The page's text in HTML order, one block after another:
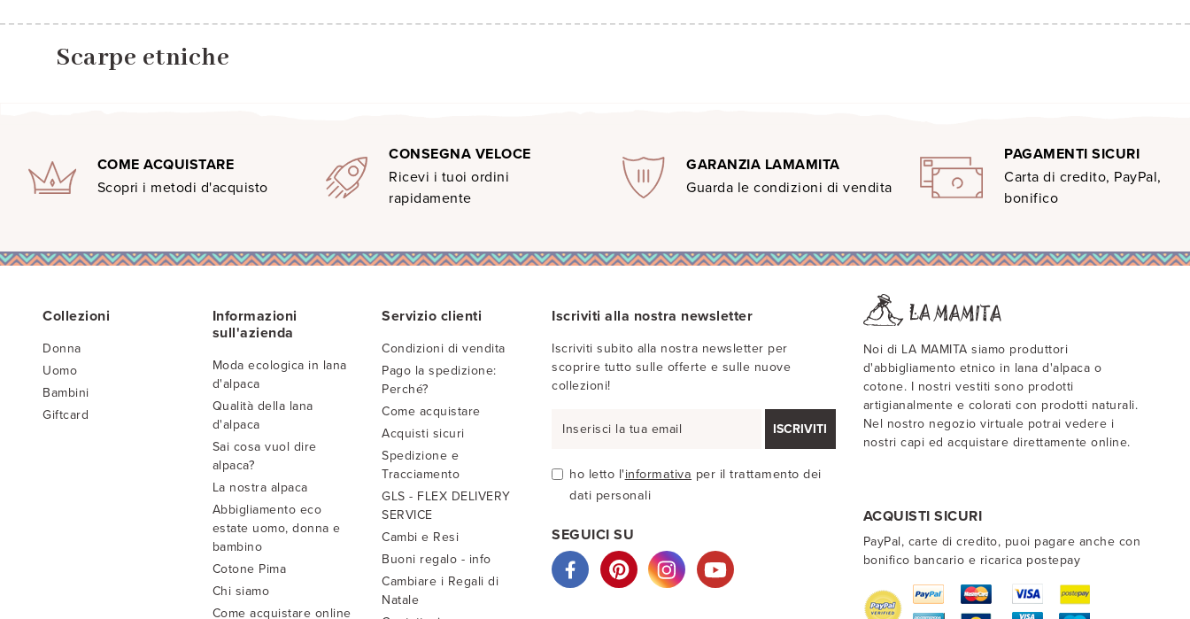
Scarpe etniche
COME ACQUISTARE
Scopri i metodi d'acquisto
CONSEGNA VELOCE
Ricevi i tuoi ordini
rapidamente
GARANZIA LAMAMITA
Guarda le condizioni di vendita
PAGAMENTI SICURI
Carta di credito, PayPal,
bonifico
Collezioni
Donna
Uomo
Bambini
Giftcard
Informazioni
sull'azienda
Moda ecologica in lana
d'alpaca
Qualità della lana
d'alpaca
Sai cosa vuol dire
alpaca?
La nostra alpaca
Abbigliamento eco
estate uomo, donna e
bambino
Cotone Pima
Chi siamo
Come acquistare online
Servizio clienti
Condizioni di vendita
Pago la spedizione:
Perché?
Come acquistare
Acquisti sicuri
Spedizione e
Tracciamento
GLS - FLEX DELIVERY
SERVICE
Cambi e Resi
Buoni regalo - info
Cambiare i Regali di
Natale
Iscriviti alla nostra newsletter
Iscriviti subito alla nostra newsletter per
scoprire tutto sulle offerte e sulle nuove
collezioni!
ISCRIVITI
ho letto l'informativa per il trattamento dei
dati personali
SEGUICI SU
Noi di LA MAMITA siamo produttori
d'abbigliamento etnico in lana d'alpaca o
cotone. I nostri vestiti sono prodotti
artigianalmente e colorati con prodotti naturali.
Nel nostro negozio virtuale potrai vedere i
nostri capi ed acquistare direttamente online.
ACQUISTI SICURI
PayPal, carte di credito, puoi pagare anche con
bonifico bancario e ricarica postepay